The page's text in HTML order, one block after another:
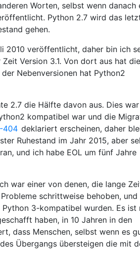
Worten, selbst wenn danach
Python 2.7 wird das
gehen.
2010 veröffentlicht, daher bin ich
Version 3.1. Von dort aus hat die
Nebenversionen hat Python2
2.7 die Hälfte davon aus. Dies
kompatibel war und die
404 deklariert erscheinen, daher
Ruhestand im Jahr 2015, aber
und ich habe EOL um fünf Jahre
war einer von denen, die lange
schrittweise behoben, und
3-kompatibel wurden. Es ist
haben, in 10 Jahren in den
dass Menschen, selbst wenn es
Übergangs übersteigen die mit